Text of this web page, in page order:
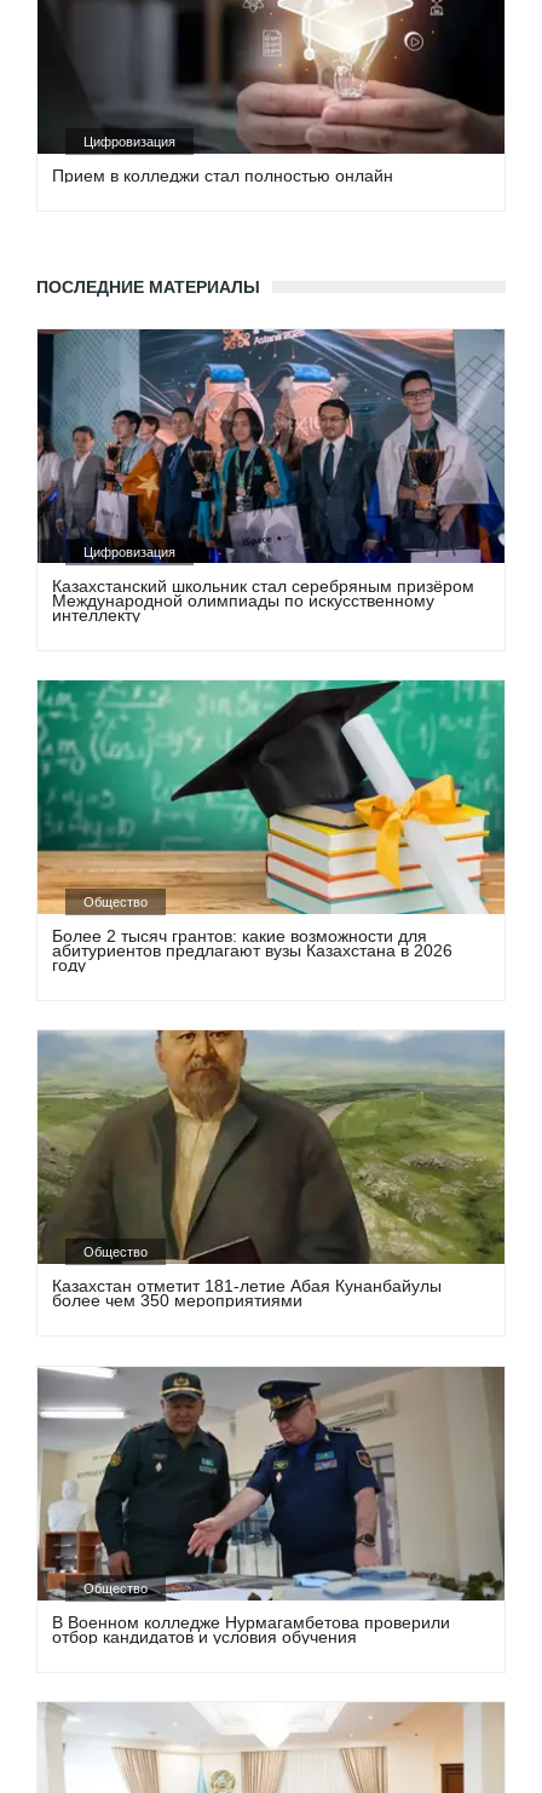
Цифровизация
Прием в колледжи стал полностью онлайн
ПОСЛЕДНИЕ МАТЕРИАЛЫ
Цифровизация
Казахстанский школьник стал серебряным призёром
Международной олимпиады по искусственному
интеллекту
Общество
Более 2 тысяч грантов: какие возможности для
абитуриентов предлагают вузы Казахстана в 2026
году
Общество
Казахстан отметит 181-летие Абая Кунанбайулы
более чем 350 мероприятиями
Общество
В Военном колледже Нурмагамбетова проверили
отбор кандидатов и условия обучения